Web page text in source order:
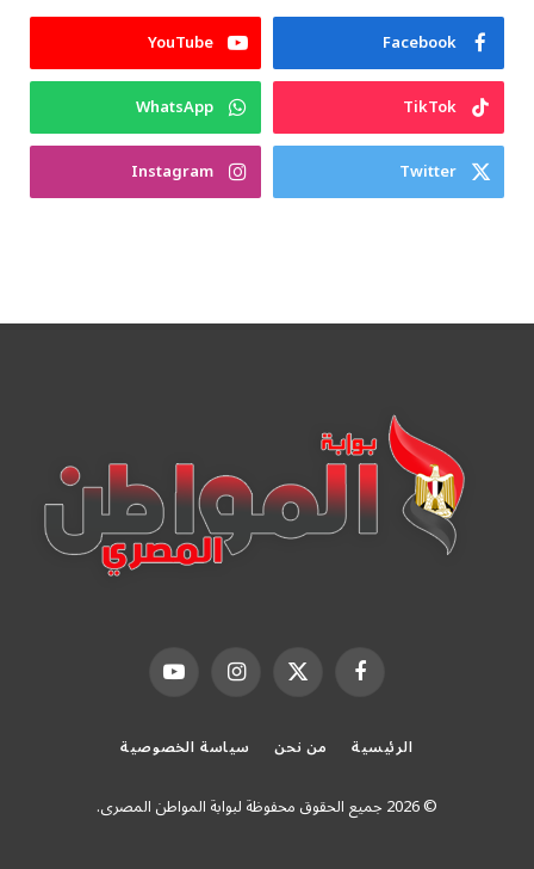
Facebook
YouTube
TikTok
WhatsApp
Twitter
Instagram
فيسبوك X الانستغراميوتيوب
الرئيسية من نحن سياسة الخصوصية
© 2026 جميع الحقوق محفوظة لبوابة المواطن المصرى.